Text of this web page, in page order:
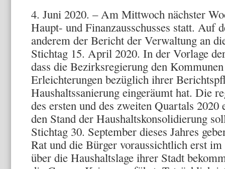
4. Juni 2020. – Am Mittwoch nächster
Haupt- und Finanzausschusses statt. Auf
anderem der Bericht der Verwaltung an
Stichtag 15. April 2020. In der Vorlage
dass die Bezirksregierung den
Erleichterungen bezüglich ihrer
Haushaltssanierung eingeräumt hat. Die
des ersten und des zweiten Quartals
den Stand der Haushaltskonsolidierung
Stichtag 30. September dieses Jahres
Rat und die Bürger voraussichtlich erst
über die Haushaltslage ihrer Stadt